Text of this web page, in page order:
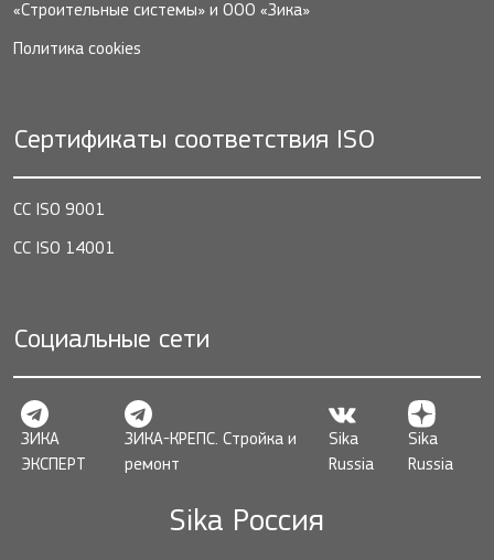
«Строительные системы» и ООО «Зика»
Политика cookies
Сертификаты соответствия ISO
СС ISO 9001
СС ISO 14001
Социальные сети
ЗИКА
ЭКСПЕРТ
ЗИКА-КРЕПС. Стройка и
ремонт
Sika
Russia
Sika
Russia
Sika Россия